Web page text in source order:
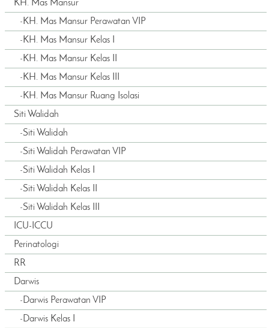
KH. Mas Mansur
-KH. Mas Mansur Perawatan VIP
-KH. Mas Mansur Kelas I
-KH. Mas Mansur Kelas II
-KH. Mas Mansur Kelas III
-KH. Mas Mansur Ruang Isolasi
Siti Walidah
-Siti Walidah
-Siti Walidah Perawatan VIP
-Siti Walidah Kelas I
-Siti Walidah Kelas II
-Siti Walidah Kelas III
ICU-ICCU
Perinatologi
RR
Darwis
-Darwis Perawatan VIP
-Darwis Kelas I